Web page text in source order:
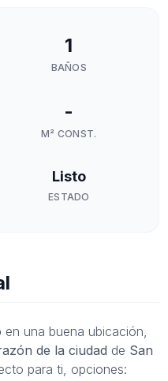
1
BAÑOS
-
M² CONST.
Listo
ESTADO
en una buena ubicación,
de la ciudad de San
para ti, opciones: